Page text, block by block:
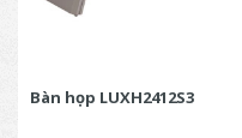
Bàn họp LUXH2412S3